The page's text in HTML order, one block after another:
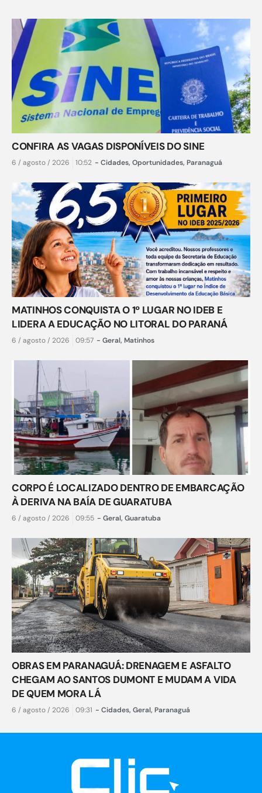
CONFIRA AS VAGAS DISPONÍVEIS DO SINE
6 / agosto / 2026 10:52 - Cidades, Oportunidades, Paranaguá
MATINHOS CONQUISTA O 1º LUGAR NO IDEB E
LIDERA A EDUCAÇÃO NO LITORAL DO PARANÁ
6 / agosto / 2026 09:57 - Geral, Matinhos
CORPO É LOCALIZADO DENTRO DE EMBARCAÇÃO
À DERIVA NA BAÍA DE GUARATUBA
6 / agosto / 2026 09:55 - Geral, Guaratuba
OBRAS EM PARANAGUÁ: DRENAGEM E ASFALTO
CHEGAM AO SANTOS DUMONT E MUDAM A VIDA
DE QUEM MORA LÁ
6 / agosto / 2026 09:31 - Cidades, Geral, Paranaguá